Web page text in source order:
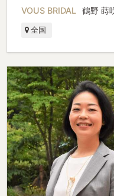
VOUS BRIDAL
鶴野 蒔
全国